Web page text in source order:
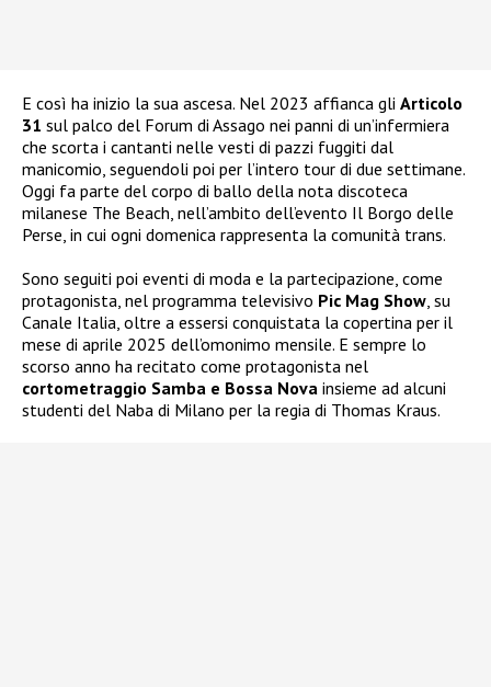
E così ha inizio la sua ascesa. Nel 2023 affianca gli Articolo
31 sul palco del Forum di Assago nei panni di un’infermiera
che scorta i cantanti nelle vesti di pazzi fuggiti dal
manicomio, seguendoli poi per l’intero tour di due settimane.
Oggi fa parte del corpo di ballo della nota discoteca
milanese The Beach, nell’ambito dell’evento Il Borgo delle
Perse, in cui ogni domenica rappresenta la comunità trans.
Sono seguiti poi eventi di moda e la partecipazione, come
protagonista, nel programma televisivo Pic Mag Show , su
Canale Italia, oltre a essersi conquistata la copertina per il
mese di aprile 2025 dell’omonimo mensile. E sempre lo
scorso anno ha recitato come protagonista nel
cortometraggio Samba e Bossa Nova insieme ad alcuni
studenti del Naba di Milano per la regia di Thomas Kraus.